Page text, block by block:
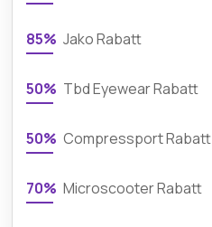
85% Jako Rabatt
50% Tbd Eyewear Rabatt
50% Compressport Rabatt
70% Microscooter Rabatt